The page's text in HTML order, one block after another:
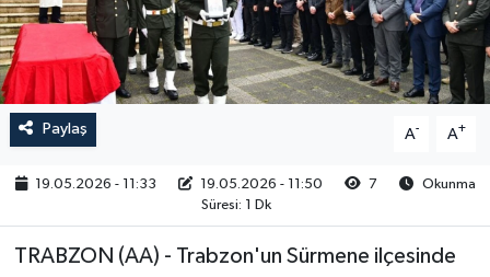
Paylaş A- A+
19.05.2026 - 11:33 19.05.2026 - 11:50 7
Okunma
Süresi: 1 Dk
TRABZON (AA) - Trabzon'un Sürmene ilçesinde
RESMİ İLAN